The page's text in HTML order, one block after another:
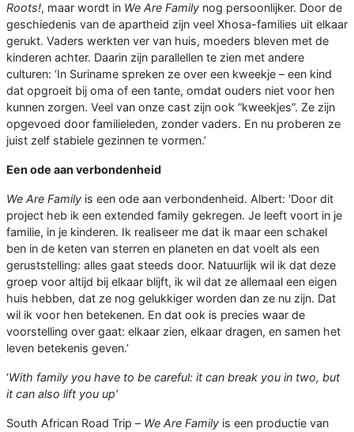
Roots!, maar wordt in We Are Family nog persoonlijker. Door de
geschiedenis van de apartheid zijn veel Xhosa-families uit elkaar
gerukt. Vaders werkten ver van huis, moeders bleven met de
kinderen achter. Daarin zijn parallellen te zien met andere
culturen: ‘In Suriname spreken ze over een kweekje – een kind
dat opgroeit bij oma of een tante, omdat ouders niet voor hen
kunnen zorgen. Veel van onze cast zijn ook “kweekjes”. Ze zijn
opgevoed door familieleden, zonder vaders. En nu proberen ze
juist zelf stabiele gezinnen te vormen.’
Een ode aan verbondenheid
We Are Family is een ode aan verbondenheid. Albert: ‘Door dit
project heb ik een extended family gekregen. Je leeft voort in je
familie, in je kinderen. Ik realiseer me dat ik maar een schakel
ben in de keten van sterren en planeten en dat voelt als een
geruststelling: alles gaat steeds door. Natuurlijk wil ik dat deze
groep voor altijd bij elkaar blijft, ik wil dat ze allemaal een eigen
huis hebben, dat ze nog gelukkiger worden dan ze nu zijn. Dat
wil ik voor hen betekenen. En dat ook is precies waar de
voorstelling over gaat: elkaar zien, elkaar dragen, en samen het
leven betekenis geven.’
‘With family you have to be careful: it can break you in two, but
it can also lift you up’
South African Road Trip – We Are Family is een productie van